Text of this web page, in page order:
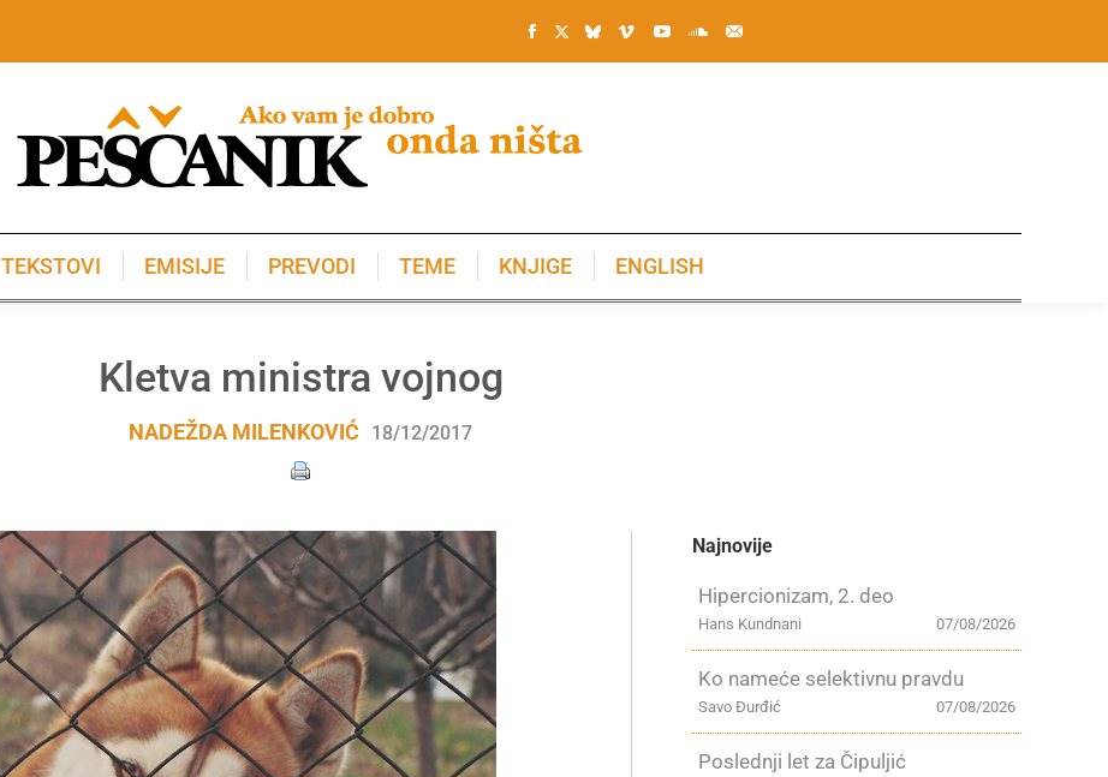
TEKSTOVI EMISIJE PREVODI TEME KNJIGE ENGLISH
Kletva ministra vojnog
NADEŽDA MILENKOVIĆ 18/12/2017
Najnovije
Hipercionizam, 2. deo
07/08/2026
Hans Kundnani
Ko nameće selektivnu pravdu
07/08/2026
Savo Đurđić
Poslednji let za Čipuljić
KNJIGE ENGLISH